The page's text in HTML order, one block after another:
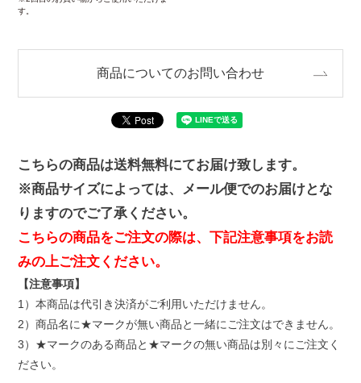
す。
商品についてのお問い合わせ
こちらの商品は送料無料にてお届け致します。
※商品サイズによっては、メール便でのお届けとな
りますのでご了承ください。
こちらの商品をご注文の際は、下記注意事項をお読
みの上ご注文ください。
【注意事項】
1）本商品は代引き決済がご利用いただけません。
2）商品名に★マークが無い商品と一緒にご注文はできません。
3）★マークのある商品と★マークの無い商品は別々にご注文く
ださい。